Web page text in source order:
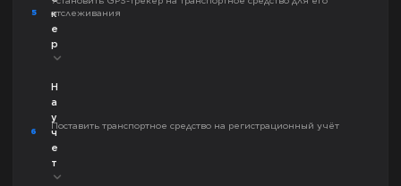
5
к
е
р
отслеживания
6
Н
а
у
ч
е
т
Поставить транспортное средство на регистрационный учёт